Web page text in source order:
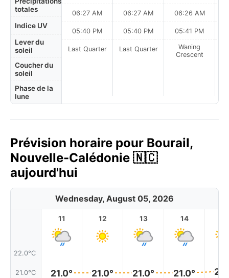
totales
Indice UV
Lever du
soleil
Coucher du
soleil
Phase de la
lune
06:27 AM
05:40 PM
Last Quarter
06:27 AM
05:40 PM
Last Quarter
06:26 AM
05:41 PM
Waning
Crescent
Prévision horaire pour Bourail,
Nouvelle-Calédonie 🇳🇨
aujourd'hui
Wednesday, August 05, 2026
22.0°C
21.0°C
11
21.0°
12
21.0°
13
21.0°
14
21.0°